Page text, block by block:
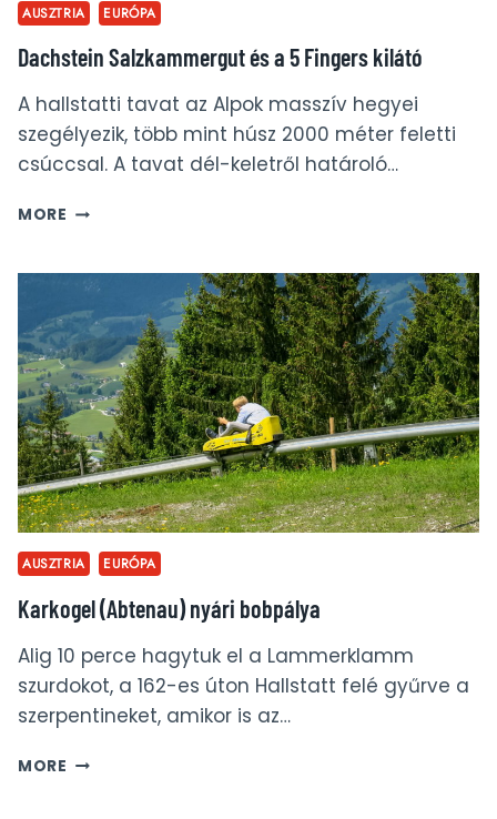
AUSZTRIA EURÓPA
Dachstein Salzkammergut és a 5 Fingers kilátó
A hallstatti tavat az Alpok masszív hegyei
szegélyezik, több mint húsz 2000 méter feletti
csúccsal. A tavat dél-keletről határoló…
MORE DACHSTEIN
A
FINGERS
KILÁTÓ
AUSZTRIA EURÓPA
Karkogel (Abtenau) nyári bobpálya
Alig 10 perce hagytuk el a Lammerklamm
szurdokot, a 162-es úton Hallstatt felé gyűrve a
szerpentineket, amikor is az…
MORE KARKOGEL